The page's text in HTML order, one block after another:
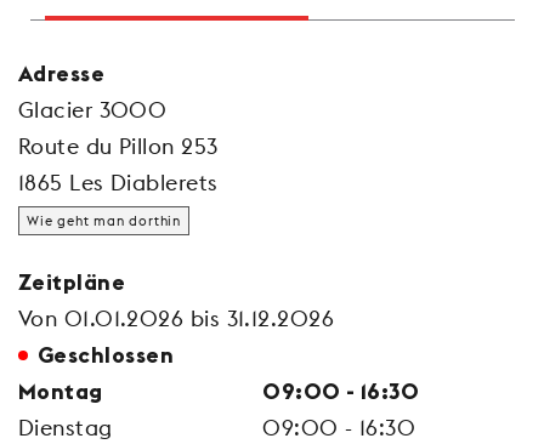
Adresse
Glacier 3000
Route du Pillon 253
1865 Les Diablerets
Wie geht man dorthin
Zeitpläne
Von 01.01.2026 bis 31.12.2026
Geschlossen
Montag
09:00 - 16:30
Dienstag
09:00 - 16:30